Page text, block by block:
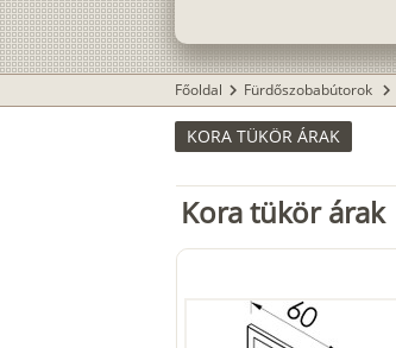
Főoldal chevron_right Fürdőszobabútorok chevron_right
KORA TÜKÖR ÁRAK
Kora tükör árak